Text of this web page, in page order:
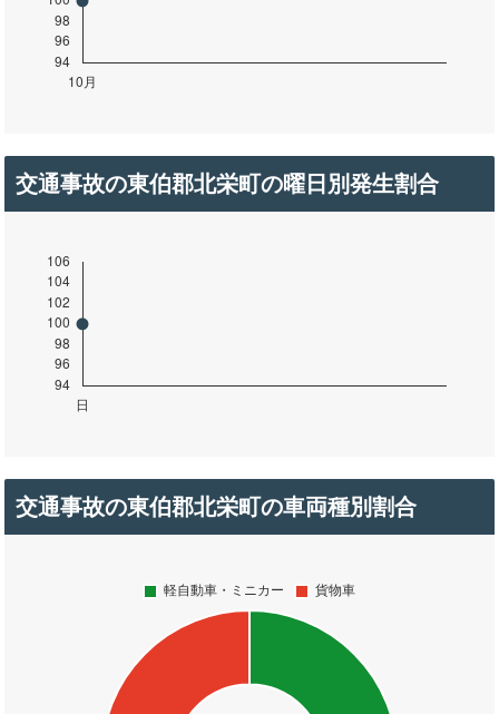
交通事故の東伯郡北栄町の曜日別発生割合
交通事故の東伯郡北栄町の車両種別割合